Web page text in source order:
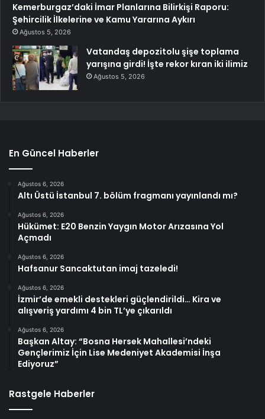
Kemerburgaz’daki İmar Planlarına Bilirkişi Raporu:
Şehircilik İlkelerine ve Kamu Yararına Aykırı
Ağustos 5, 2026
Vatandaş depozitolu şişe toplama
yarışına girdi! İşte rekor kıran iki ilimiz
Ağustos 5, 2026
En Güncel Haberler
Ağustos 6, 2026
Altı Üstü İstanbul 7. bölüm fragmanı yayınlandı mı?
Ağustos 6, 2026
Hükümet: E20 Benzin Yaygın Motor Arızasına Yol
Açmadı
Ağustos 6, 2026
Hafsanur Sancaktutan imaj tazeledi!
Ağustos 6, 2026
İzmir’de emekli destekleri güçlendirildi… Kira ve
alışveriş yardımı 4 bin TL’ye çıkarıldı
Ağustos 6, 2026
Başkan Altay: “Bosna Hersek Mahallesi’ndeki
Gençlerimiz İçin Lise Medeniyet Akademisi İnşa
Ediyoruz”
Rastgele Haberler